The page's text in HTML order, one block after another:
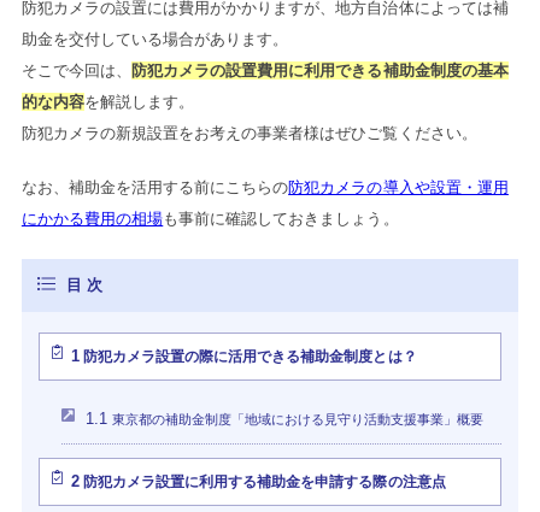
防犯カメラの設置には費用がかかりますが、地方自治体によっては補
助金を交付している場合があります。
そこで今回は、
防犯カメラの設置費用に利用できる補助金制度の基本
的な内容を解説します。
防犯カメラの新規設置をお考えの事業者様はぜひご覧ください。
なお、補助金を活用する前にこちらの防犯カメラの導入や設置・運用
にかかる費用の相場も事前に確認しておきましょう。
1防犯カメラ設置の際に活用できる補助金制度とは？
1.1 東京都の補助金制度「地域における見守り活動支援事業」概要
2防犯カメラ設置に利用する補助金を申請する際の注意点